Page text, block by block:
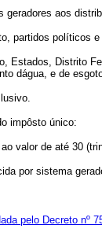
aos
políticos e
Distrito
dágua, e de
impôsto único:
valor de até 30
por sistema
pelo Decreto nº